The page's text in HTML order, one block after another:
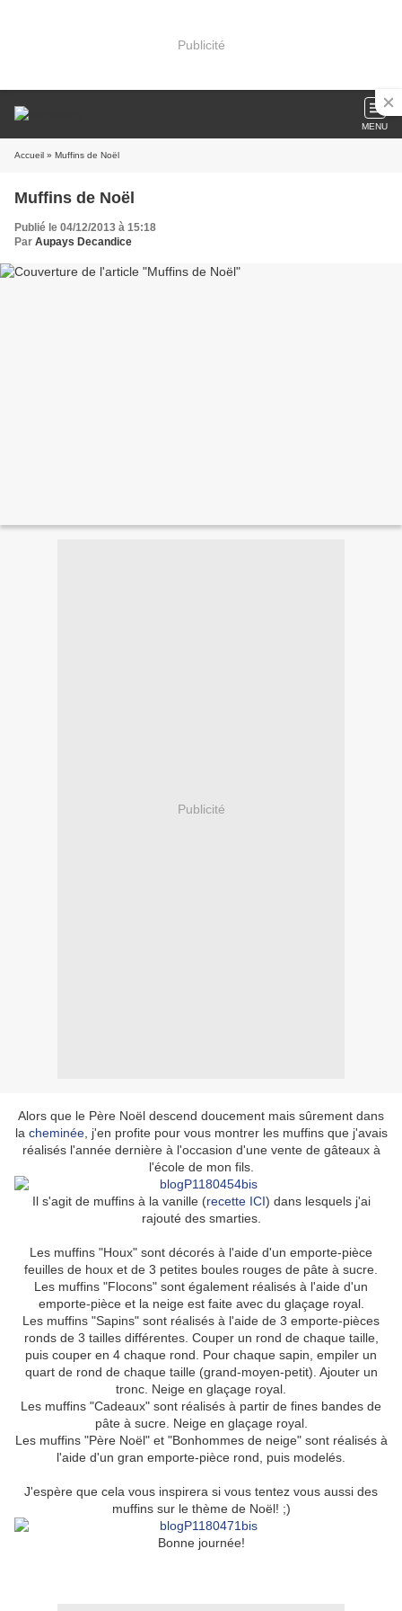
Publicité
MENU
Accueil » Muffins de Noël
Muffins de Noël
Publié le 04/12/2013 à 15:18
Par Aupays Decandice
Publicité
Alors que le Père Noël descend doucement mais sûrement dans
la cheminée, j'en profite pour vous montrer les muffins que j'avais
réalisés l'année dernière à l'occasion d'une vente de gâteaux à
l'école de mon fils.
Il s'agit de muffins à la vanille (recette ICI) dans lesquels j'ai
rajouté des smarties.
Les muffins "Houx" sont décorés à l'aide d'un emporte-pièce
feuilles de houx et de 3 petites boules rouges de pâte à sucre.
Les muffins "Flocons" sont également réalisés à l'aide d'un
emporte-pièce et la neige est faite avec du glaçage royal.
Les muffins "Sapins" sont réalisés à l'aide de 3 emporte-pièces
ronds de 3 tailles différentes. Couper un rond de chaque taille,
puis couper en 4 chaque rond. Pour chaque sapin, empiler un
quart de rond de chaque taille (grand-moyen-petit). Ajouter un
tronc. Neige en glaçage royal.
Les muffins "Cadeaux" sont réalisés à partir de fines bandes de
pâte à sucre. Neige en glaçage royal.
Les muffins "Père Noël" et "Bonhommes de neige" sont réalisés à
l'aide d'un gran emporte-pièce rond, puis modelés.
J'espère que cela vous inspirera si vous tentez vous aussi des
muffins sur le thème de Noël! ;)
Bonne journée!